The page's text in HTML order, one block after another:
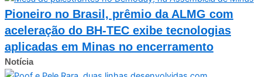
Pioneiro no Brasil, prêmio da ALMG com
aceleração do BH-TEC exibe tecnologias
aplicadas em Minas no encerramento
Notícia